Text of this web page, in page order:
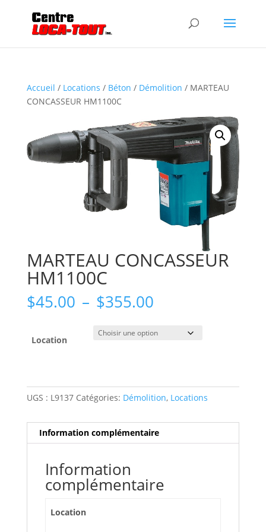
Accueil / Locations / Béton / Démolition / MARTEAU
CONCASSEUR HM1100C
MARTEAU CONCASSEUR
HM1100C
$45.00 – $355.00Plage
prix :
$45.00
Location
UGS : L9137 Catégories: Démolition, Locations
Information complémentaire
Information
complémentaire
Location